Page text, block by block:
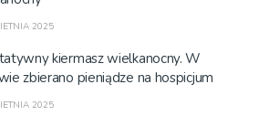
2025
kiermasz wielkanocny. W
zbierano pieniądze na hospicjum
2025